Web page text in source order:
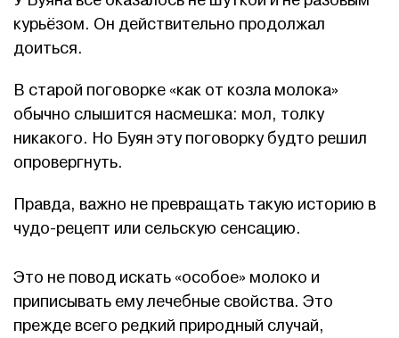
курьёзом. Он действительно продолжал
доиться.
В старой поговорке «как от козла молока»
обычно слышится насмешка: мол, толку
никакого. Но Буян эту поговорку будто решил
опровергнуть.
Правда, важно не превращать такую историю в
чудо-рецепт или сельскую сенсацию.
Это не повод искать «особое» молоко и
приписывать ему лечебные свойства. Это
прежде всего редкий природный случай,